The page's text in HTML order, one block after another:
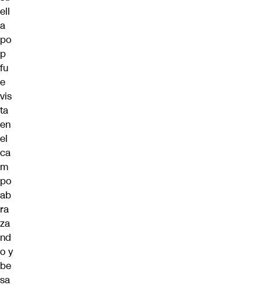
ell
a
po
p
fu
e
vis
ta
en
el
ca
m
po
ab
ra
za
nd
o y
be
sa